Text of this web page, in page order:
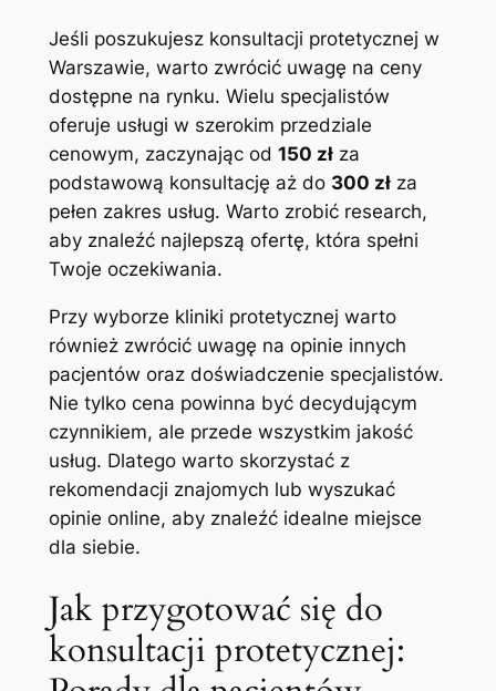
Jeśli poszukujesz konsultacji ‍protetycznej w
Warszawie, ‍warto zwrócić uwagę na ceny
dostępne na rynku. Wielu specjalistów
oferuje usługi‍ w szerokim przedziale
cenowym, zaczynając‌ od 150 złza
podstawową ‌konsultację‍ aż⁢ do 300 złza
pełen zakres⁣ usług. Warto zrobić research,
aby znaleźć najlepszą ⁤ofertę, która spełni
Twoje oczekiwania.
Przy ⁣wyborze kliniki protetycznej warto
również zwrócić uwagę na opinie innych
pacjentów oraz doświadczenie specjalistów.
Nie tylko cena powinna być decydującym
czynnikiem, ale przede wszystkim jakość
usług. Dlatego warto ⁤skorzystać z
rekomendacji znajomych lub wyszukać
opinie online, aby znaleźć⁢ idealne miejsce
dla siebie.
Jak przygotować się do
konsultacji protetycznej: